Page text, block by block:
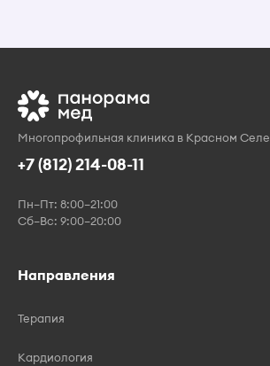
Многопрофильная клиника в Красном Селе
+7 (812) 214-08-11
Пн–Пт: 8:00–21:00
Сб–Вс: 9:00–20:00
Направления
Терапия
Кардиология